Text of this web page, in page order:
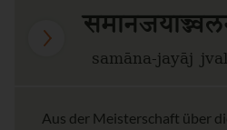
samāna-jayāj
Aus der Meisterschaft über